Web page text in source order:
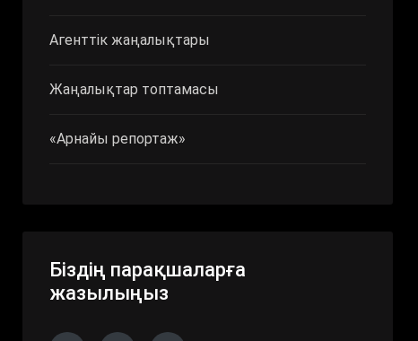
Агенттік жаңалықтары
Жаңалықтар топтамасы
«Арнайы репортаж»
Біздің парақшаларға
жазылыңыз